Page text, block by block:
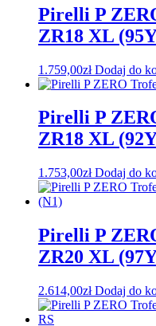
Pirelli P
ZR18 XL
1.759,00zł Dodaj do
Pirelli P
ZR18 XL
1.753,00zł Dodaj do
Pirelli P
ZR20 XL
2.614,00zł Dodaj do